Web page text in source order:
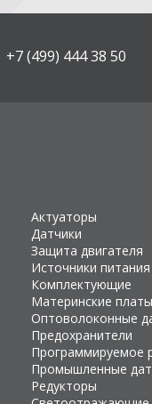
+7 (499) 444 38 50
Актуаторы
Датчики
Защита двигателя
Источники питания
Комплектующие
Материнские платы
Оптоволоконные
Предохранители
Программируемое
Промышленные
Редукторы